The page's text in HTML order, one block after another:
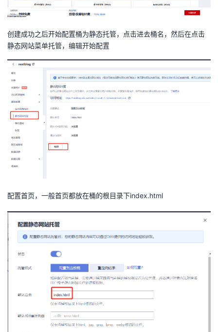
创建成功之后开始配置桶为静态托管，点击进去桶名，然后在点击
静态网站菜单托管，编辑开始配置
配置首页，一般首页都放在桶的根目录下index.html